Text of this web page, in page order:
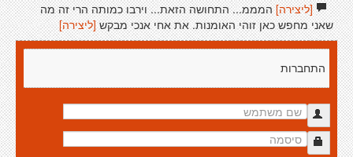
[ליצירה]המממ... התחושה הזאת... וירבו כמותה הרי זה מה
שאני מחפש כאן זוהי האומנות. את אחי אנכי מבקש[ליצירה]
התחברות